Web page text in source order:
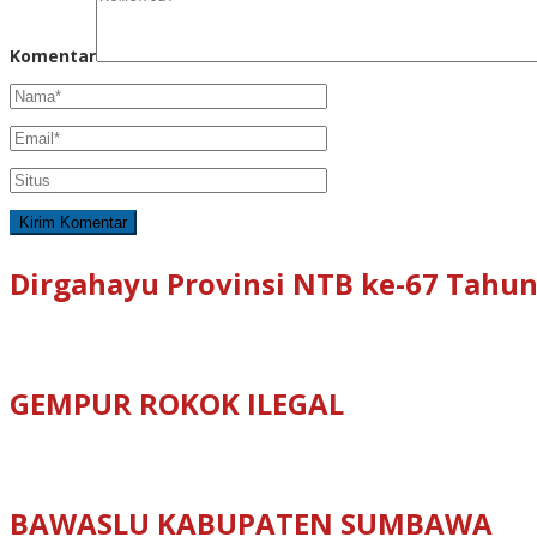
Komentar
Dirgahayu Provinsi NTB ke-67
GEMPUR ROKOK ILEGAL
BAWASLU KABUPATEN SUMBAWA